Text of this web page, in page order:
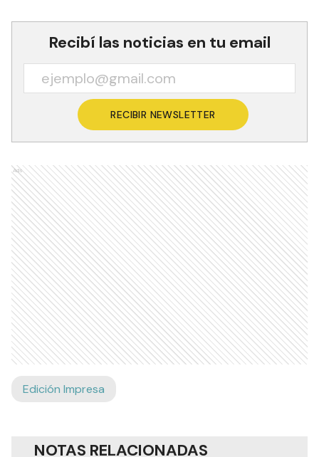
Recibí las noticias en tu email
RECIBIR NEWSLETTER
Ads
Edición Impresa
NOTAS RELACIONADAS